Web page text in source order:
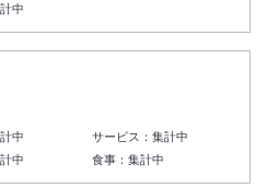
中
中 サービス：集計中
中 食事：集計中